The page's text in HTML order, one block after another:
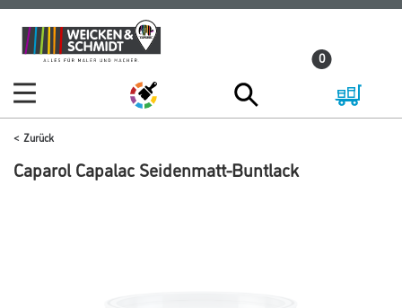
Zum
Inhalt
Zum
Navigationsmenü
0
Zurück
Caparol Capalac Seidenmatt-Buntlack